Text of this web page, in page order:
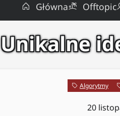
Główna Offtopic
Unikalne
Algorytmy
20